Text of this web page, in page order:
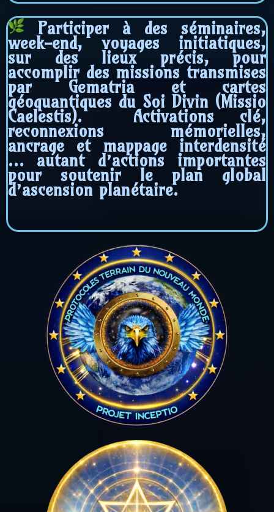
Participer à des séminaires,
week-end, voyages initiatiques,
sur des lieux précis, pour
accomplir des missions transmises
par Gematria et cartes
géoquantiques du Soi Divin (Missio
Caelestis). Activations clé,
reconnexions mémorielles,
ancrage et mappage interdensité
… autant d’actions importantes
pour soutenir le plan global
d’ascension planétaire.